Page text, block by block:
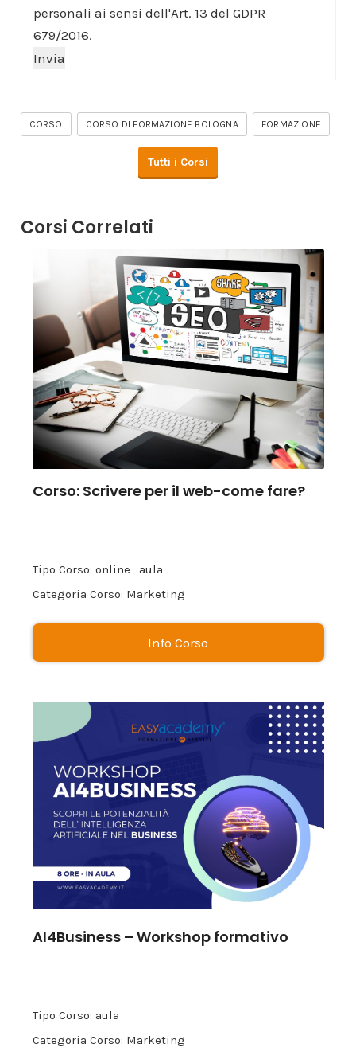
personali ai sensi dell'Art. 13 del GDPR
679/2016.
CORSO CORSO DI FORMAZIONE BOLOGNA FORMAZIONE
Tutti i Corsi
Corsi Correlati
Corso: Scrivere per il web-come fare?
Tipo Corso: online_aula
Categoria Corso: Marketing
Info Corso
AI4Business – Workshop formativo
Tipo Corso: aula
Categoria Corso: Marketing